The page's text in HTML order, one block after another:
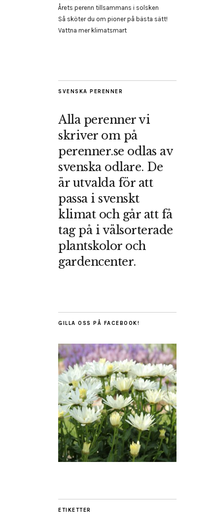
Årets perenn tillsammans i solsken
Så sköter du om pioner på bästa sätt!
Vattna mer klimatsmart
SVENSKA PERENNER
Alla perenner vi
skriver om på
perenner.se odlas av
svenska odlare. De
är utvalda för att
passa i svenskt
klimat och går att få
tag på i välsorterade
plantskolor och
gardencenter.
GILLA OSS PÅ FACEBOOK!
ETIKETTER